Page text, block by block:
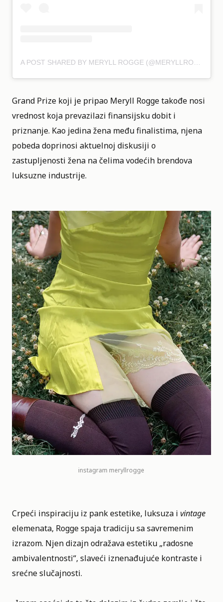
Grand Prize koji je pripao Meryll Rogge takođe nosi
vrednost koja prevazilazi finansijsku dobit i
priznanje. Kao jedina žena među finalistima, njena
pobeda doprinosi aktuelnoj diskusiji o
zastupljenosti žena na čelima vodećih brendova
luksuzne industrije.
instagram meryllrogge
Crpeći inspiraciju iz pank estetike, luksuza i vintage
elemenata, Rogge spaja tradiciju sa savremenim
izrazom. Njen dizajn odražava estetiku „radosne
ambivalentnosti“, slaveći iznenađujuće kontraste i
srećne slučajnosti.